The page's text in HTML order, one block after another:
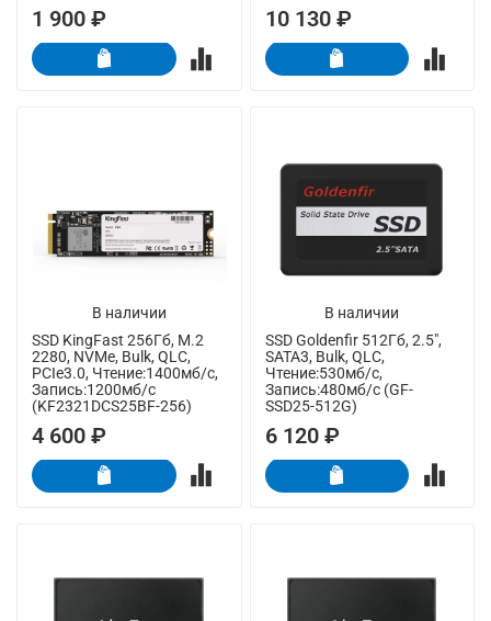
1 900 ₽ 10 130 ₽
В наличии
SSD KingFast 256Гб, M.2
2280, NVMe, Bulk, QLC,
PCIe3.0, Чтение:1400мб/с,
Запись:1200мб/с
(KF2321DCS25BF-256)
4 600 ₽
В наличии
SSD Goldenfir 512Гб, 2.5",
SATA3, Bulk, QLC,
Чтение:530мб/с,
Запись:480мб/с (GF-
SSD25-512G)
6 120 ₽